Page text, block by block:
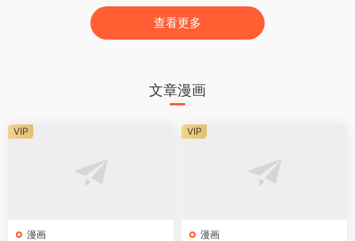
查看更多
文章漫画
漫画
VIP
漫画
VIP